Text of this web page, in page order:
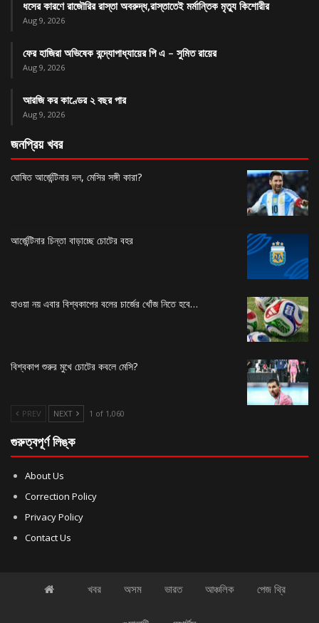
ধসের কারণে রাজৌরির রাস্তা অবরুদ্ধ,রাস্তাতেই মর্মান্তিক মৃত্যু কিশোরীর
Aug 9, 2026
ফের হাজিরা অভিষেক বন্দ্যোপাধ্যায়ের পি এ – সুমিত রায়ের
Aug 9, 2026
আরজি কর কাণ্ডের ২ বছর পার
Aug 9, 2026
জনপ্রিয় খবর
ঘোষিত আর্জেন্টিনার দল, মেসির সঙ্গী কারা?
আর্জেন্টিনার চিন্তা বাড়াচ্ছে চোটের বহর
হাওয়া নয় এবার বিশ্বকাপের বলের চার্জের খোঁজ নিতে হবে…
বিশ্বকাপ শুরুর মুখে চোটের কবলে মেসি?
PREV NEXT 1 of 1,060
গুরুত্বপূর্ণ লিঙ্ক
About Us
Correction Policy
Privacy Policy
Contact Us
খবর অসম ভারত আঞ্চলিক পেজ থ্রি